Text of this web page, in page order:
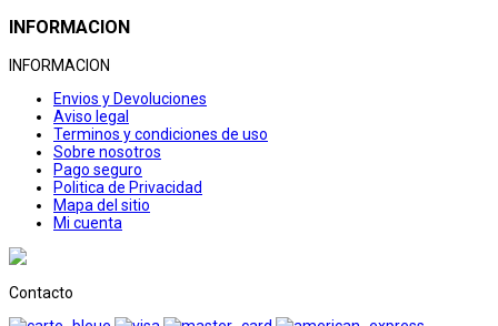
INFORMACION
INFORMACION
Envios y Devoluciones
Aviso legal
Terminos y condiciones de uso
Sobre nosotros
Pago seguro
Politica de Privacidad
Mapa del sitio
Mi cuenta
Contacto